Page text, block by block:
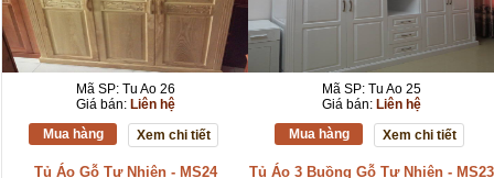
Mã SP: Tu Ao 26
Giá bán: Liên hệ
Mua hàng
Xem chi tiết
Mã SP: Tu Ao 25
Giá bán: Liên hệ
Mua hàng
Xem chi tiết
Tủ Áo Gỗ Tự Nhiên - MS24 Tủ Áo 3 Buồng Gỗ Tự Nhiên - MS23